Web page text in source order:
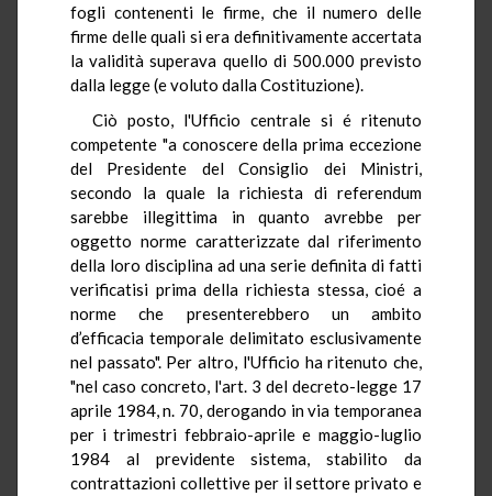
fogli contenenti le firme, che il numero delle
firme delle quali si era definitivamente accertata
la validità superava quello di 500.000 previsto
dalla legge (e voluto dalla Costituzione).
Ciò posto, l'Ufficio centrale si é ritenuto
competente "a conoscere della prima eccezione
del Presidente del Consiglio dei Ministri,
secondo la quale la richiesta di referendum
sarebbe illegittima in quanto avrebbe per
oggetto norme caratterizzate dal riferimento
della loro disciplina ad una serie definita di fatti
verificatisi prima della richiesta stessa, cioé a
norme che presenterebbero un ambito
d’efficacia temporale delimitato esclusivamente
nel passato". Per altro, l'Ufficio ha ritenuto che,
"nel caso concreto, l'art. 3 del decreto-legge 17
aprile 1984, n. 70, derogando in via temporanea
per i trimestri febbraio-aprile e maggio-luglio
1984 al previdente sistema, stabilito da
contrattazioni collettive per il settore privato e